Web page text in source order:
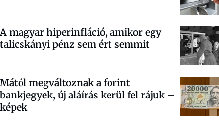
A magyar hiperinfláció, amikor egy
talicskányi pénz sem ért semmit
Mától megváltoznak a forint
bankjegyek, új aláírás kerül fel rájuk –
képek